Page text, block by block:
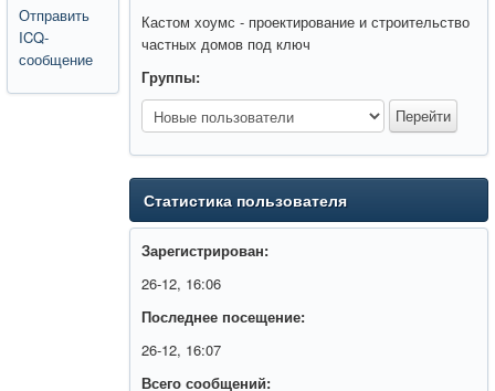
Отправить
ICQ-
сообщение
Кастом хоумс - проектирование и строительство
частных домов под ключ
Группы:
Статистика пользователя
Зарегистрирован:
26-12, 16:06
Последнее посещение:
26-12, 16:07
Всего сообщений: